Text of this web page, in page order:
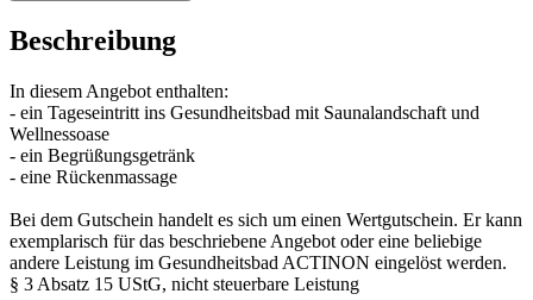
Beschreibung
In diesem Angebot enthalten:
- ein Tageseintritt ins Gesundheitsbad mit Saunalandschaft und
Wellnessoase
- ein Begrüßungsgetränk
- eine Rückenmassage
Bei dem Gutschein handelt es sich um einen Wertgutschein. Er kann
exemplarisch für das beschriebene Angebot oder eine beliebige
andere Leistung im Gesundheitsbad ACTINON eingelöst werden.
§ 3 Absatz 15 UStG, nicht steuerbare Leistung